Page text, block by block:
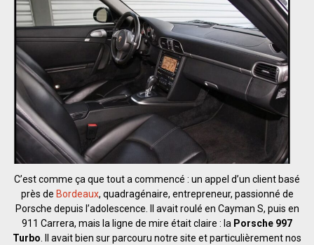
C’est comme ça que tout a commencé : un appel d’un client basé
près de Bordeaux, quadragénaire, entrepreneur, passionné de
Porsche depuis l’adolescence. Il avait roulé en Cayman S, puis en
911 Carrera, mais la ligne de mire était claire : la Porsche 997
Turbo . Il avait bien sur parcouru notre site et particulièrement nos